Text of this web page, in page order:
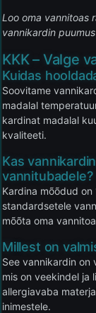
Loo oma vannitoas
vannikardin
KKK – Valge
Kuidas
Soovitame
madalal
kardinat madalal
kvaliteeti.
Kas
vannitubadele?
Kardina mõõdud
standardsetele
mõõta oma
Millest on
See vannikardin
mis on veekindel ja
allergiavaba
inimestele.